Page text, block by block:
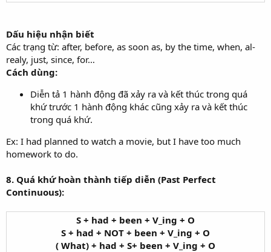
Dấu hiệu nhận biết
Các trạng từ: after, before, as soon as, by the time, when, al-
realy, just, since, for…
Cách dùng:
Diễn tả 1 hành động đã xảy ra và kết thúc trong quá
khứ trước 1 hành động khác cũng xảy ra và kết thúc
trong quá khứ.
Ex: I had planned to watch a movie, but I have too much
homework to do.
8. Quá khứ hoàn thành tiếp diễn (Past Perfect
Continuous):
S + had + been + V_ing + O
S + had + NOT + been + V_ing + O
( What) + had + S+ been + V_ing + O